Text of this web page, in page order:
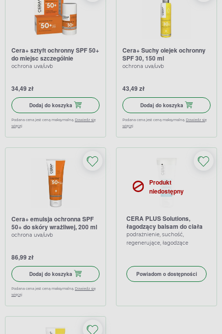
Cera+ sztyft ochronny SPF 50+
do miejsc szczególnie
wrażliwych, 30 g
ochrona uva/uvb
34,49 zł
Dodaj do koszyka Dodaj do koszyka Cera+ sztyft ochronny SPF 50+ do miejsc
Podana cena jest ceną maksymalną. Dowiedz się
więcej
Cera+ Suchy olejek ochronny
SPF 30, 150 ml
ochrona uva/uvb
43,49 zł
Dodaj do koszyka Dodaj do
Podana cena jest ceną maksymalną. Dowiedz się
więcej
Cera+ emulsja ochronna SPF
50+ do skóry wrażliwej, 200 ml
ochrona uva/uvb
86,99 zł
Dodaj do koszyka Dodaj do koszyka Cera+ emulsja ochronna SPF 50+ do
Podana cena jest ceną maksymalną. Dowiedz się
więcej
Produkt
niedostępny
CERA PLUS Solutions,
łagodzący balsam do ciała
po opalaniu, 200 ml
podrażnienie, suchość,
regenerujące, łagodzące
Powiadom o dostępności